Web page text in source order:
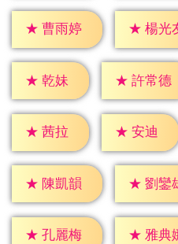
★ 曹雨婷 ★ 楊光
★ 乾妹 ★ 許常德
★ 茜拉 ★ 安迪
★ 陳凱韻 ★ 劉鑾
★ 孔麗梅 ★ 雅典